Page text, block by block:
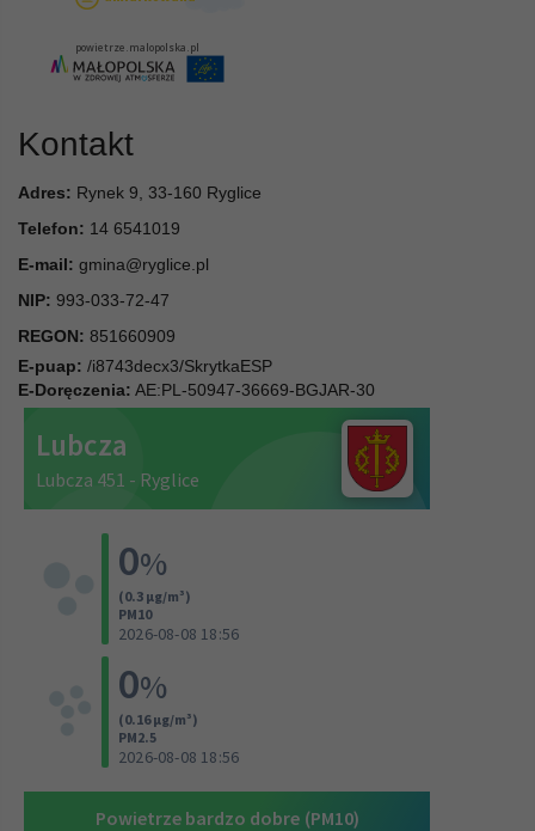
Kontakt
Adres: Rynek 9, 33-160 Ryglice
Telefon: 14 6541019
E-mail: gmina@ryglice.pl
NIP: 993-033-72-47
REGON: 851660909
E-puap: /i8743decx3/SkrytkaESP
E-Doręczenia: AE:PL-50947-36669-BGJAR-30